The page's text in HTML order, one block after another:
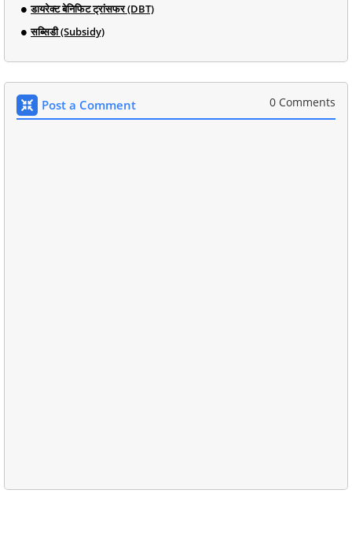
डायरेक्ट बेनिफिट ट्रांसफर (DBT)
सब्सिडी (Subsidy)
Post a Comment 0 Comments